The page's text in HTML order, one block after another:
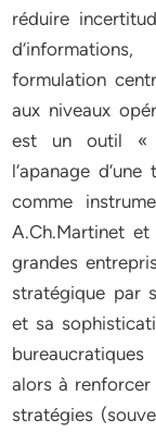
réduire
formulation
aux niveaux
est un outil «
l‘apanage
comme
A.Ch.Martinet
grandes
stratégique par
et sa
alors à
stratégies